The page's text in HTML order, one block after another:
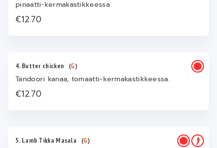
pinaatti-kermakastikkeessa.
€12.70
4. Butter chicken (G)
Tandoori kanaa, tomaatti-kermakastikkeessa.
€12.70
5. Lamb Tikka Masala (G)